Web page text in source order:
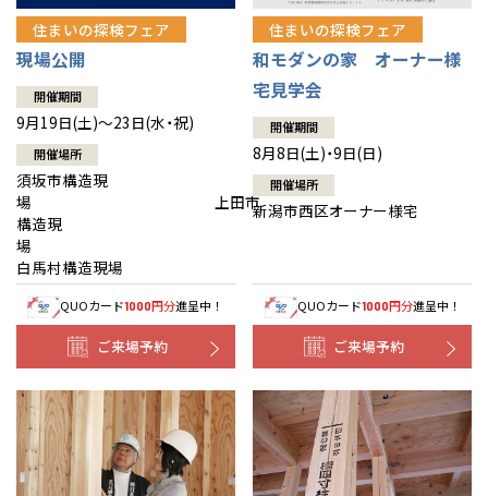
住まいの探検フェア
現場公開
開催期間
9月19日(土)～23日(水・祝)
開催場所
須坂市構造現
場 上田市
構造現
場
白馬村構造現場
QUOカード1000円分進呈中！
ご来場予約
住まいの探検フェア
和モダンの家 オーナー様
宅見学会
開催期間
8月8日(土)・9日(日)
開催場所
新潟市西区オーナー様宅
QUOカード1000円分進呈中！
ご来場予約